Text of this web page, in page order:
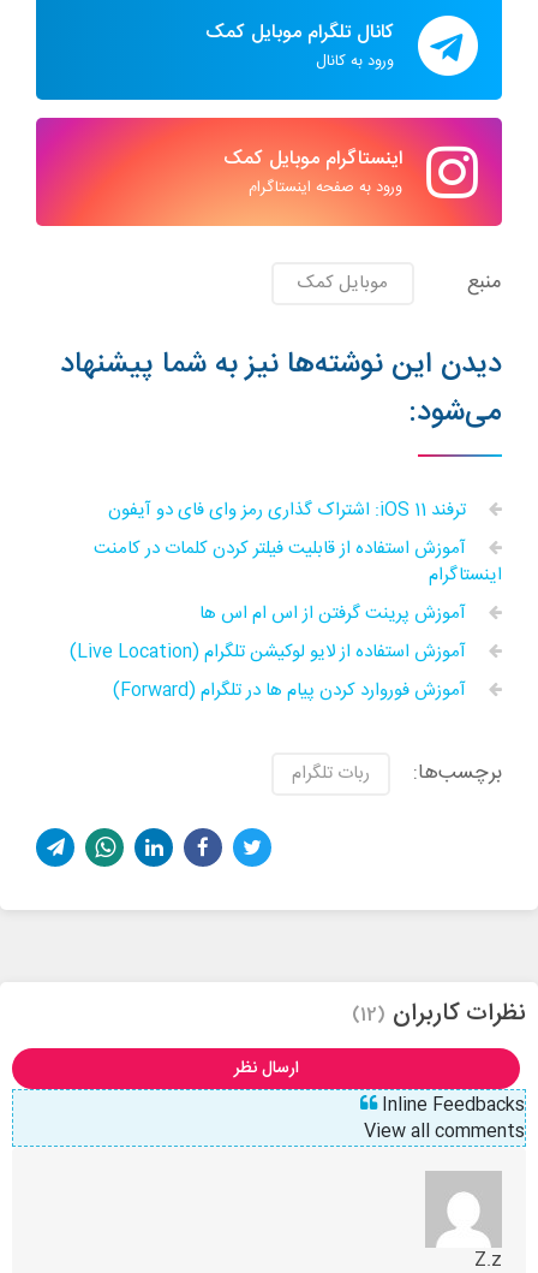
کانال تلگرام موبایل کمک
ورود به کانال
اینستاگرام موبایل کمک
ورود به صفحه اینستاگرام
منبع موبایل کمک
دیدن این نوشته‌ها نیز به شما پیشنهاد
می‌شود:
ترفند iOS 11: اشتراک گذاری رمز وای فای دو آیفون
آموزش استفاده از قابلیت فیلتر کردن کلمات در کامنت
اینستاگرام
آموزش پرینت گرفتن از اس ام اس ها
آموزش استفاده از لایو لوکیشن تلگرام (Live Location)
آموزش فوروارد کردن پیام ها در تلگرام (Forward)
برچسب‌ها: ربات‌ تلگرام
نظرات کاربران (12)
ارسال نظر
Inline Feedbacks
View all comments
Z.z